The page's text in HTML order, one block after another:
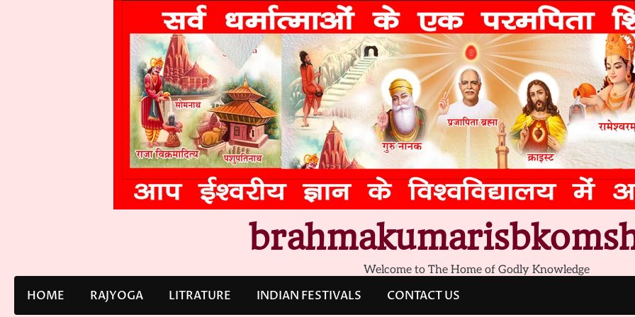
Welcome to The Home of Godly Knowledge
HOME RAJYOGA LITRATURE INDIAN FESTIVALS CONTACT US